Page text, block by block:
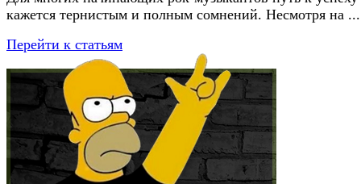
кажется тернистым и полным сомнений. Несмотря на ...
Перейти к статьям